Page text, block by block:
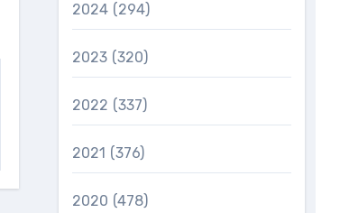
2024 (294)
2023 (320)
2022 (337)
2021 (376)
2020 (478)